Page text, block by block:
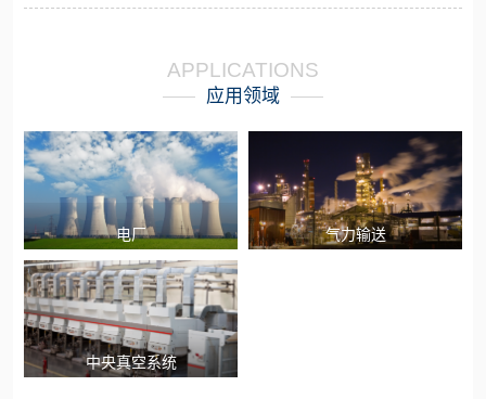
APPLICATIONS
应用领域
电厂 气力输送
中央真空系统